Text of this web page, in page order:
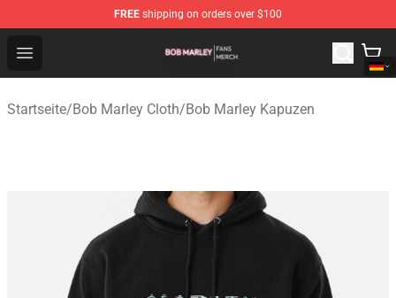
FREE shipping on orders over $100
Open menu
Bob Marley Shop - Official Bob Marley Merchandise
Startseite/Bob Marley Cloth/Bob Marley Kapuzen